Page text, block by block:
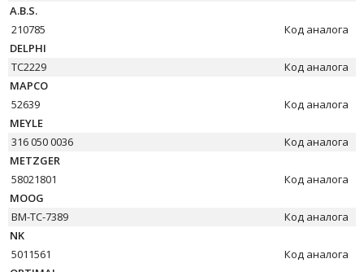
A.B.S.
210785
Код аналога
DELPHI
TC2229
Код аналога
MAPCO
52639
Код аналога
MEYLE
316 050 0036
Код аналога
METZGER
58021801
Код аналога
MOOG
BM-TC-7389
Код аналога
NK
5011561
Код аналога